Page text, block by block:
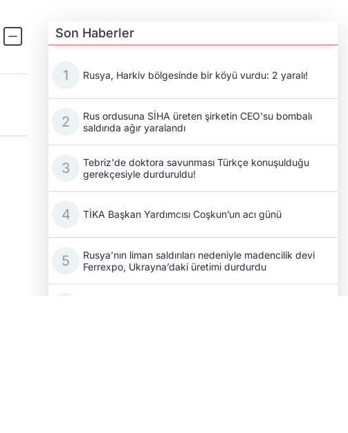
Son Haberler
Rusya, Harkiv bölgesinde bir köyü vurdu: 2 yaralı!
Rus ordusuna SİHA üreten şirketin CEO'su bombalı
saldırıda ağır yaralandı
Tebriz'de doktora savunması Türkçe konuşulduğu
gerekçesiyle durduruldu!
TİKA Başkan Yardımcısı Coşkun’un acı günü
Rusya’nın liman saldırıları nedeniyle madencilik devi
Ferrexpo, Ukrayna’daki üretimi durdurdu